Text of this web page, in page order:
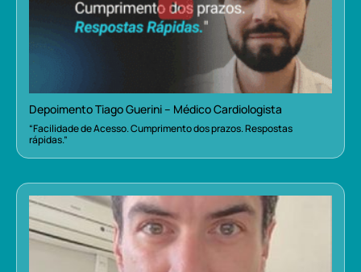
Depoimento Tiago Guerini – Médico Cardiologista
“Facilidade de Acesso. Cumprimento dos prazos. Respostas
rápidas.”